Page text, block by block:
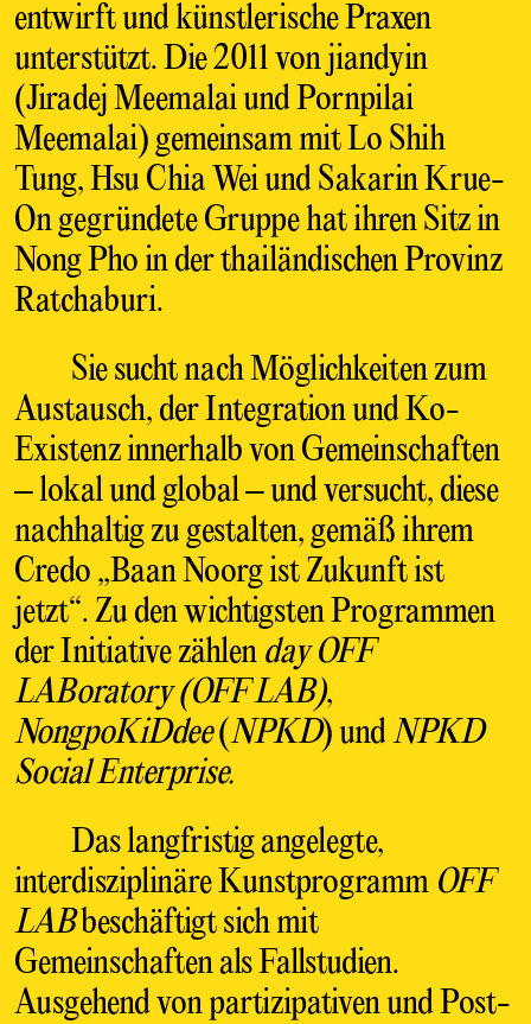
entwirft und künstlerische Praxen
unterstützt. Die 2011 von jiandyin
(Jiradej Meemalai und Pornpilai
Meemalai) gemeinsam mit Lo Shih
Tung, Hsu Chia Wei und Sakarin Krue-
On gegründete Gruppe hat ihren Sitz in
Nong Pho in der thailändischen Provinz
Ratchaburi.
Sie sucht nach Möglichkeiten zum
Austausch, der Integration und Ko-
Existenz innerhalb von Gemeinschaften
– lokal und global – und versucht, diese
nachhaltig zu gestalten, gemäß ihrem
Credo „Baan Noorg ist Zukunft ist
jetzt“. Zu den wichtigsten Programmen
der Initiative zählen day OFF
LABoratory (OFF LAB),
NongpoKiDdee(NPKD) undNPKD
Social Enterprise.
Das langfristig angelegte,
interdisziplinäre Kunstprogramm OFF
LABbeschäftigt sich mit
Gemeinschaften als Fallstudien.
Ausgehend von partizipativen und Post-